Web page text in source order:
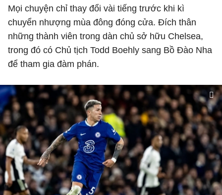
Mọi chuyện chỉ thay đổi vài tiếng trước khi kì
chuyển nhượng mùa đông đóng cửa. Đích thân
những thành viên trong dàn chủ sở hữu Chelsea,
trong đó có Chủ tịch Todd Boehly sang Bồ Đào Nha
để tham gia đàm phán.